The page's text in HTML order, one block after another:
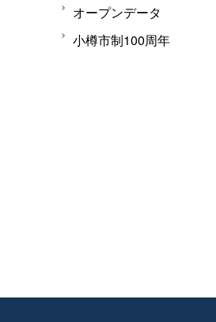
オープンデータ
小樽市制100周年